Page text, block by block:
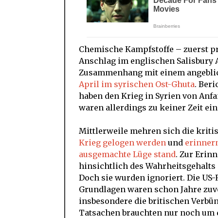
Chemische Kampfstoffe – zuerst
Anschlag im englischen Salisbury
Zusammenhang mit einem
April im syrischen Ost-Ghuta.
haben den Krieg in Syrien von
waren allerdings zu keiner Zeit
Mittlerweile mehren sich die
Krieg gelogen werden und
ausgemachte Lüge stand. Zur
hinsichtlich des Wahrheitsgehalts
Doch sie wurden ignoriert. Die
Grundlagen waren schon Jahre
insbesondere die britischen
Tatsachen brauchten nur noch